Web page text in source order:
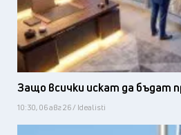
Защо всички искат да бъдат
10:30, 06 авг 26 / Idealisti